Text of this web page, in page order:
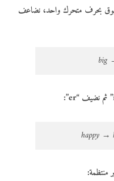
بحرف متحرك واحد، نضاعف
big
happy →